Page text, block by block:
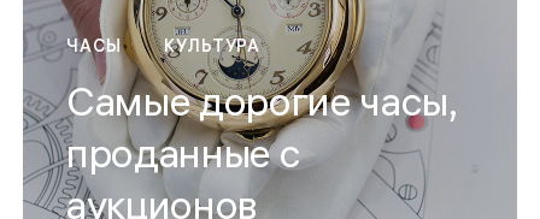
ЧАСЫ КУЛЬТУРА
Самые дорогие часы,
проданные с
аукционов